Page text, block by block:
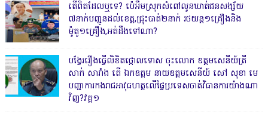
តើពិតដែលឬទេ? ប៉េអឹមស្រុកសំពៅលូនឃាត់ជនសង្ស័យ
៧នាក់បញ្ជូនដល់ខេត្ត,ជ្រុះបាត់២នាក់ រថយន្ត១គ្រឿងនិង
ម៉ូតូ១គ្រឿង,អត់ដឹងទៅណា?
បង្វែររឿងធ្វើលិខិតថ្កោលទោស ចុះលោក ឧត្តមសេនីយ៍ត្រី
សាក់ សារាំង តើ ឯកឧត្តម នាយឧត្តមសេនីយ៍ សៅ សុខា មេ
បញ្ជាការកងរាជអាវុធហត្ថលើផ្ទៃប្រទេសចាត់វិធានការយ៉ាងណា
វិញ?វគ្គ១